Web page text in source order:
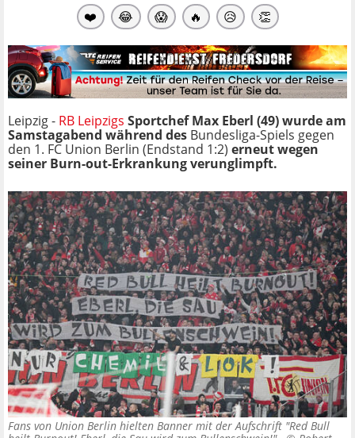
❤️ 😂 😱 🔥 😥 👏
Leipzig - RB Leipzigs Sportchef Max Eberl (49) wurde am
Samstagabend während des Bundesliga-Spiels gegen
den 1. FC Union Berlin (Endstand 1:2) erneut wegen
seiner Burn-out-Erkrankung verunglimpft.
Fans von Union Berlin hielten Banner mit der Aufschrift "Red Bull